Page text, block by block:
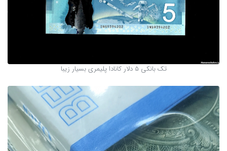
تک بانکی 5 دلار کانادا پلیمری بسیار زیبا